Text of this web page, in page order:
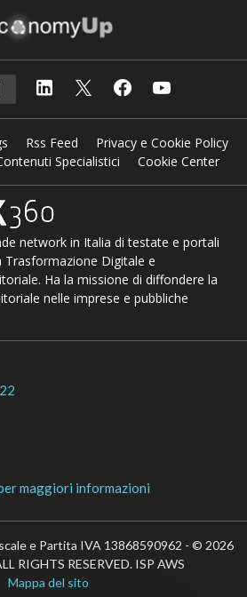
Rss Feed
Privacy e Cookie Policy
Specialistici
Cookie Center
network in Italia di testate e portali
Trasformazione Digitale e
Ha la missione di diffondere la
nelle imprese e pubbliche
maggiori informazioni
e Partita IVA 13868590962 - © 2026
RIGHTS RESERVED. ISP AWS
Mappa del sito